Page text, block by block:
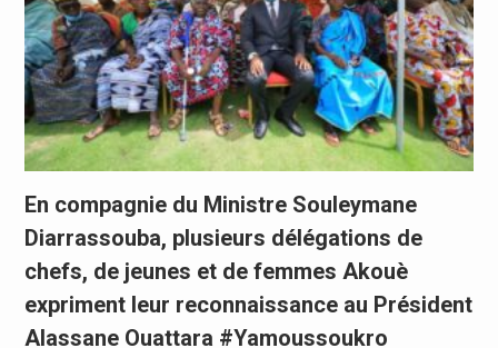
En compagnie du Ministre Souleymane
Diarrassouba, plusieurs délégations de
chefs, de jeunes et de femmes Akouè
expriment leur reconnaissance au Président
Alassane Ouattara #Yamoussoukro